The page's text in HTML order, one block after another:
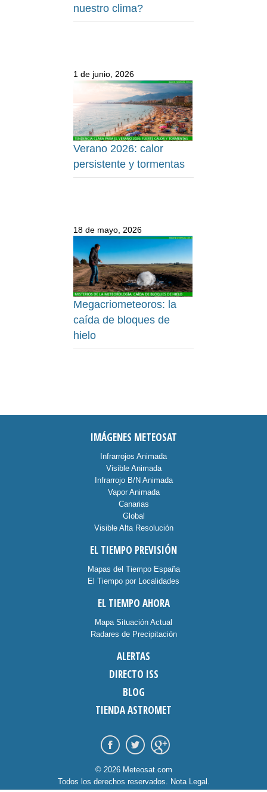
nuestro clima?
1 de junio, 2026
Verano 2026: calor
persistente y tormentas
18 de mayo, 2026
Megacriometeoros: la
caída de bloques de
hielo
IMÁGENES METEOSAT
Infrarrojos Animada
Visible Animada
Infrarrojo B/N Animada
Vapor Animada
Canarias
Global
Visible Alta Resolución
EL TIEMPO PREVISIÓN
Mapas del Tiempo España
El Tiempo por Localidades
EL TIEMPO AHORA
Mapa Situación Actual
Radares de Precipitación
ALERTAS
DIRECTO ISS
BLOG
TIENDA ASTROMET
© 2026 Meteosat.com
Todos los derechos reservados. Nota Legal .